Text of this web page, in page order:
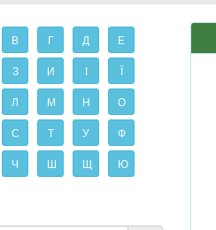
В Г Д Е
З И І Ї
Л М Н О
С Т У Ф
Ч Ш Щ Ю